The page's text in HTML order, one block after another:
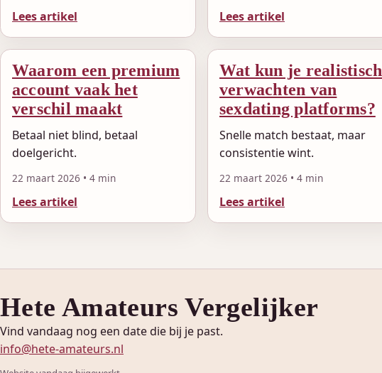
Lees artikel Lees artikel
Waarom een premium
account vaak het
verschil maakt
Betaal niet blind, betaal
doelgericht.
22 maart 2026 • 4 min
Lees artikel
Wat kun je realistisch
verwachten van
sexdating platforms?
Snelle match bestaat, maar
consistentie wint.
22 maart 2026 • 4 min
Lees artikel
Hete Amateurs Vergelijker
Vind vandaag nog een date die bij je past.
info@hete-amateurs.nl